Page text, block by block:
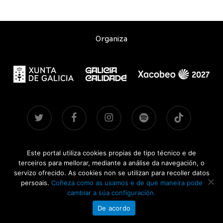
Organiza
twitter facebook instagram spotify tiktok
Contacto |Aviso legal|Accesibilidade|Brandsite| Pasadas
edicións:2021-2022· 2024· 2025
CONCERTOSDOXACOBEO.GAL © 2026
Este portal utiliza cookies propias de tipo técnico e de
terceiros para mellorar, mediante a análise da navegación, o
servizo ofrecido. As cookies non se utilizan para recoller datos
persoais. Coñeza como as usamos e de que maneira pode
cambiar a súa configuración.
De acordo